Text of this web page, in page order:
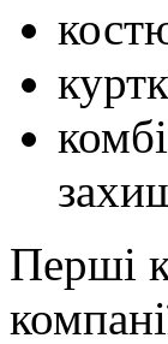
Перші